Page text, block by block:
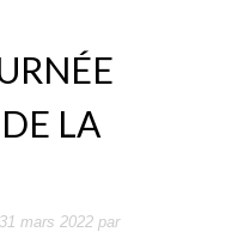
LA
31 mars 2022 par